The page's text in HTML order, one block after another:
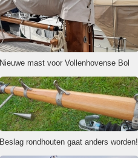
Nieuwe mast voor Vollenhovense Bol
Beslag rondhouten gaat anders worden!